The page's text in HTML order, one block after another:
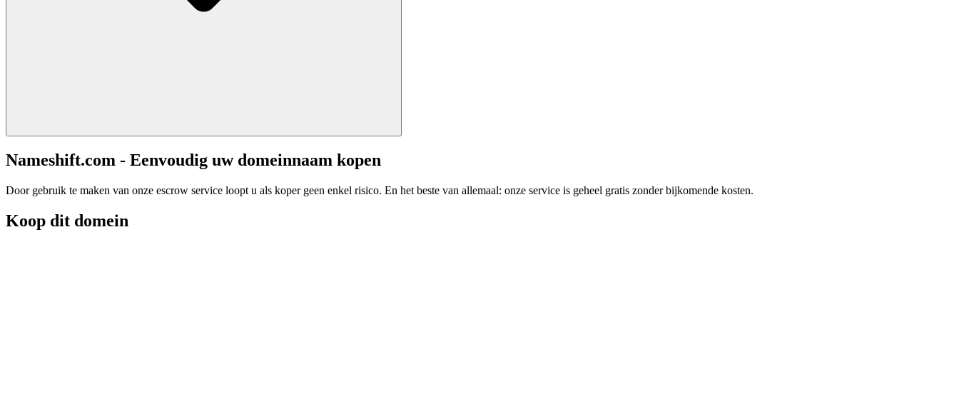
Nameshift.com - Eenvoudig uw domeinnaam kopen
Door gebruik te maken van onze escrow service loopt u als koper geen enkel risico. En het beste van allemaal: onze service is geheel gratis zonder bijkomende kosten.
Koop dit domein